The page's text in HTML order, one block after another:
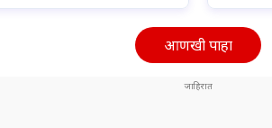
आणखी पाहा